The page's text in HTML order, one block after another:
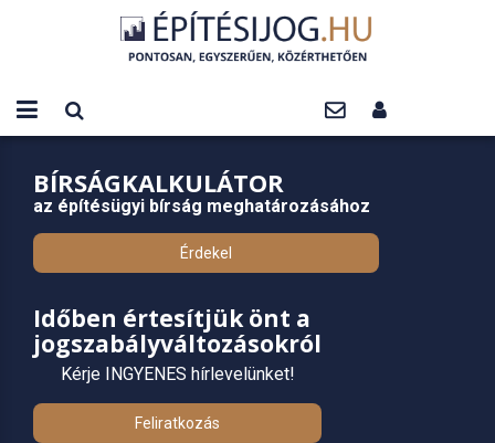
BÍRSÁGKALKULÁTOR
az építésügyi bírság meghatározásához
Érdekel
Időben értesítjük önt a
jogszabályváltozásokról
Kérje INGYENES hírlevelünket!
Feliratkozás